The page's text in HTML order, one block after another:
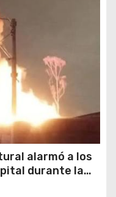
alarmó a los
durante la
de 2026